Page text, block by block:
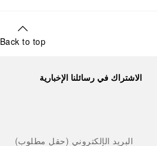
Back to top
الاشتراك في رسائلنا الإخبارية